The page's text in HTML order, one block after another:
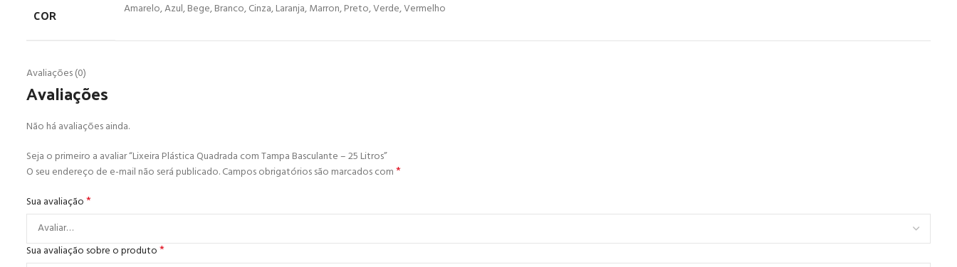
COR Amarelo, Azul, Bege, Branco, Cinza, Laranja, Marron, Preto, Verde, Vermelho
Avaliações (0)
Avaliações
Não há avaliações ainda.
Seja o primeiro a avaliar “Lixeira Plástica Quadrada com Tampa Basculante – 25 Litros”
O seu endereço de e-mail não será publicado.Campos obrigatórios são marcados com*
Sua avaliação*
Sua avaliação sobre o produto*